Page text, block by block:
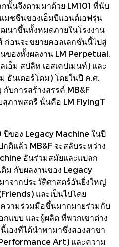
กนั้นจึงตามมาด้วย LM101 ที่นับ
แมชชีนของเอ็มบีแอนด์เอฟรุ่น
นาขึ้นทั้งหมดภายในโรงงาน
ก่อนจะขยายคอลเลกชันนี้ไปสู่
องทั้งผลงาน LM Perpetual,
อ็ม สปลิท เอสเคปเมนท์) และ
ธันเดอร์โดม) โดยในปี ค.ศ.
บการสร้างสรรค์ MB&F
ภาพสตรี นั่นคือ LM FlyingT
ปีของ Legacy Machine ในปี
ติแล้ว MB&F จะสลับระหว่าง
อันร่วมสมัยและแปลก
ม กับผลงานของ Legacy
าจากประวัติศาสตร์อันยิ่งใหญ่
และเป็นไปโดย
วามร่วมมือขึ้นมากมายร่วมกับ
แบบ และผู้ผลิต ที่พวกเขาต่าง
เองที่ได้นำพามาซึ่งสองสาขา
Art) และความ